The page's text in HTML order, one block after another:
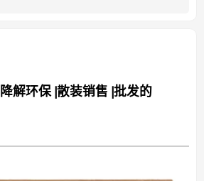
解环保 |散装销售 |批发的